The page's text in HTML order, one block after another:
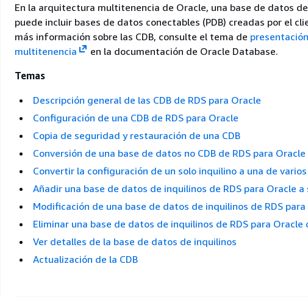
En la arquitectura multitenencia de Oracle, una base de datos
puede incluir bases de datos conectables (PDB) creadas por el
más información sobre las CDB, consulte el tema de
multitenencia
en la documentación de Oracle Database.
Temas
Descripción general de las CDB de RDS para Oracle
Configuración de una CDB de RDS para Oracle
Copia de seguridad y restauración de una CDB
Conversión de una base de datos no CDB de RDS para Oracle
Convertir la configuración de un solo inquilino a una de
Añadir una base de datos de inquilinos de RDS para Oracle a
Modificación de una base de datos de inquilinos de RDS para
Eliminar una base de datos de inquilinos de RDS para Oracle
Ver detalles de la base de datos de inquilinos
Actualización de la CDB